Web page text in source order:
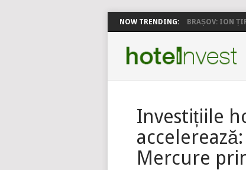
NOW TRENDING: BRAȘOV: ION
Investițiile
Mercure